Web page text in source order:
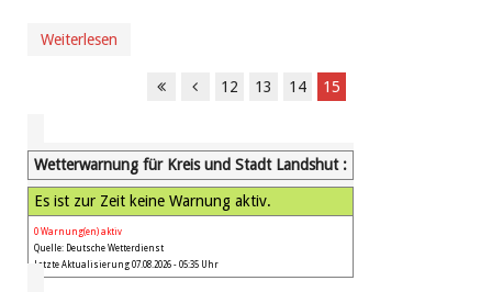
Weiterlesen
12 13 14 15
Wetterwarnung für Kreis und Stadt Landshut :
Es ist zur Zeit keine Warnung aktiv.
0 Warnung(en) aktiv
Quelle: Deutsche Wetterdienst
Letzte Aktualisierung 07.08.2026 - 05:35 Uhr